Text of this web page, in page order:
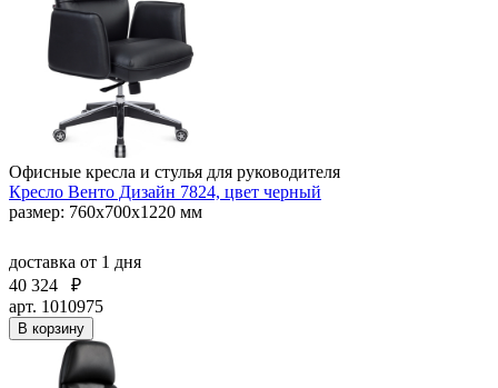
Офисные кресла и стулья для руководителя
Кресло Венто Дизайн 7824, цвет черный
размер: 760х700х1220 мм
доставка от 1 дня
40 324
₽
арт. 1010975
В корзину